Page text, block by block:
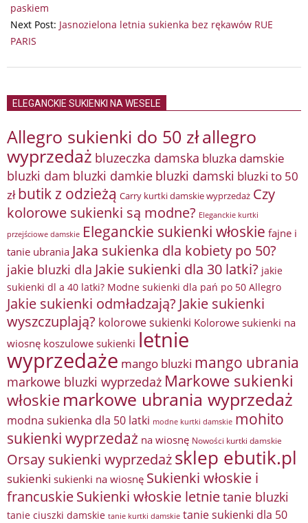
15
paskiem
Next Post: Jasnozielona letnia sukienka bez rękawów RUE
PARIS
ELEGANCKIE SUKIENKI NA WESELE
Allegro sukienki do 50 złallegro
wyprzedaż bluzeczka damska bluzka damskie
bluzki dam bluzki damkie bluzki damski bluzki to 50
zł butik z odzieżą Carry kurtki damskie wyprzedaż Czy
kolorowe sukienki są modne? Eleganckie kurtki
przejściowe damskie Eleganckie sukienki włoskie fajne i
tanie ubrania Jaka sukienka dla kobiety po 50?
jakie bluzki dla Jakie sukienki dla 30 latki? jakie
sukienki dl a 40 latki? Modne sukienki dla pań po 50 Allegro
Jakie sukienki odmładzają? Jakie sukienki
wyszczuplają? kolorowe sukienki Kolorowe sukienki na
wiosnę koszulowe sukienki letnie
wyprzedaże mango bluzki mango ubrania
markowe bluzki wyprzedaż Markowe sukienki
włoskie markowe ubrania wyprzedaż
modna sukienka dla 50 latki modne kurtki damskie mohito
sukienki wyprzedaż na wiosnę Nowości kurtki damskie
Orsay sukienki wyprzedażsklep ebutik.pl
sukienki sukienki na wiosnę Sukienki włoskie i
francuskieSukienki włoskie letnietanie bluzki
tanie ciuszki damskie tanie kurtki damskie tanie sukienki dla 50